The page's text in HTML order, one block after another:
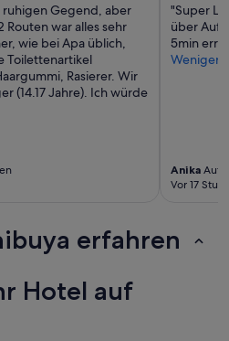
Gegend, aber
Routen war alles sehr
wie bei Apa üblich,
Toilettenartikel
Rasierer. Wir
(14.17 Jahre). Ich würde
"Super
über
5min
Weniger
Anika
Vor 17
erfahren
Hotel auf